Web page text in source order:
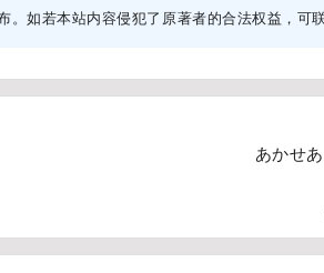
如若本站内容侵犯了原著者的合法权益，可
あかせ